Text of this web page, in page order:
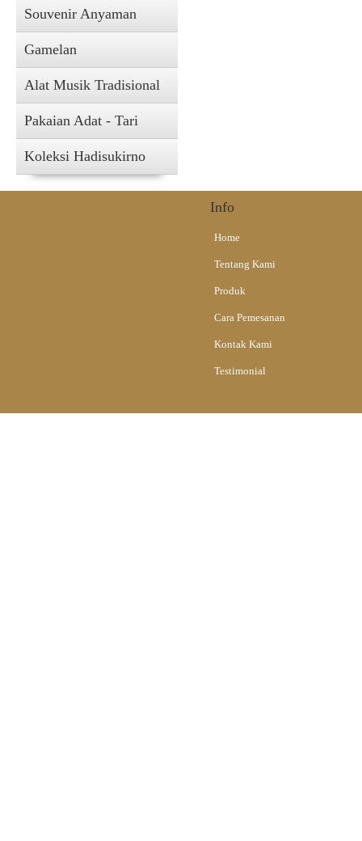
Souvenir Anyaman
Gamelan
Alat Musik Tradisional
Pakaian Adat - Tari
Koleksi Hadisukirno
Info
Home
Tentang Kami
Produk
Cara Pemesanan
Kontak Kami
Testimonial